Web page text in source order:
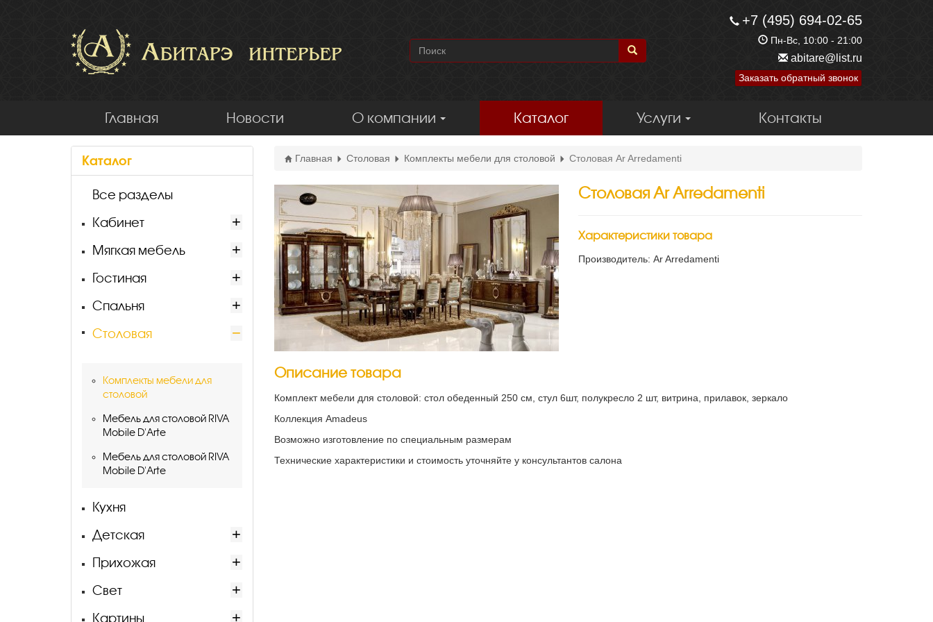
+7 (495) 694-02-65
Пн-Вс, 10:00 - 21:00
abitare@list.ru
Заказать обратный звонок
Главная Новости О компании Каталог Услуги Контакты
Каталог
Все разделы
Кабинет
Мягкая мебель
Гостиная
Спальня
Столовая
Комплекты мебели для
столовой
Мебель для столовой RIVA
Mobile D'Arte
Мебель для столовой RIVA
Mobile D'Arte
Кухня
Детская
Прихожая
Свет
Картины
Главная Столовая Комплекты мебели для столовой Столовая Ar Arredamenti
Столовая Ar Arredamenti
Характеристики товара
Производитель: Ar Arredamenti
Описание товара
Комплект мебели для столовой: стол обеденный 250 см, стул 6шт, полукресло 2 шт, витрина, прилавок, зеркало
Коллекция Amadeus
Возможно изготовление по специальным размерам
Технические характеристики и стоимость уточняйте у консультантов салона